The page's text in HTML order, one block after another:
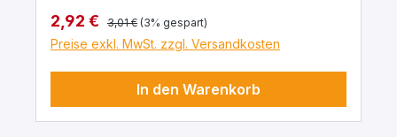
Verkaufspreis:
2,92 € Regulärer Preis:
3,01 € (3% gespart)
Preise exkl. MwSt. zzgl. Versandkosten
In den Warenkorb